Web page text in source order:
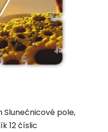
pole,
12 číslic